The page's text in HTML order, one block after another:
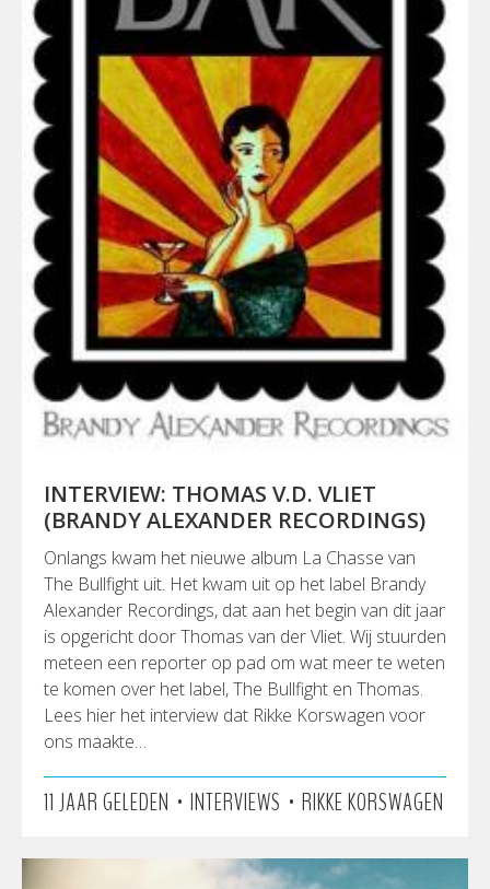
INTERVIEW: THOMAS V.D. VLIET
(BRANDY ALEXANDER RECORDINGS)
Onlangs kwam het nieuwe album La Chasse van
The Bullfight uit. Het kwam uit op het label Brandy
Alexander Recordings, dat aan het begin van dit jaar
is opgericht door Thomas van der Vliet. Wij stuurden
meteen een reporter op pad om wat meer te weten
te komen over het label, The Bullfight en Thomas.
Lees hier het interview dat Rikke Korswagen voor
ons maakte…
11 JAAR GELEDEN • INTERVIEWS • RIKKE KORSWAGEN